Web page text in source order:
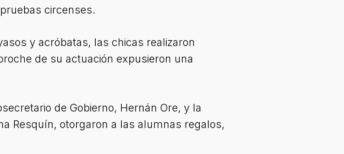
circenses.
y acróbatas, las chicas realizaron
de su actuación expusieron una
de Gobierno, Hernán Ore, y la
Resquín, otorgaron a las alumnas regalos,